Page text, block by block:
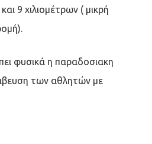
9 χιλιομέτρων ( μικρή
φυσικά η παραδοσιακη
των αθλητών με